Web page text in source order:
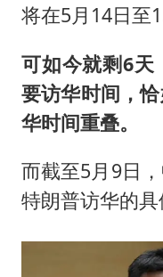
将在5月14日至
可如今就剩6天
要访华时间，
华时间重叠。
而截至5月9日
特朗普访华的具